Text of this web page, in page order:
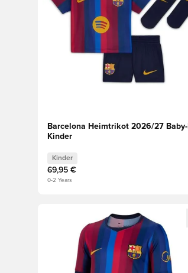
Barcelona Heimtrikot 2026/27
Kinder
Kinder
69,95 €
0-2 Years
Öffnet ein neues Fenster zum